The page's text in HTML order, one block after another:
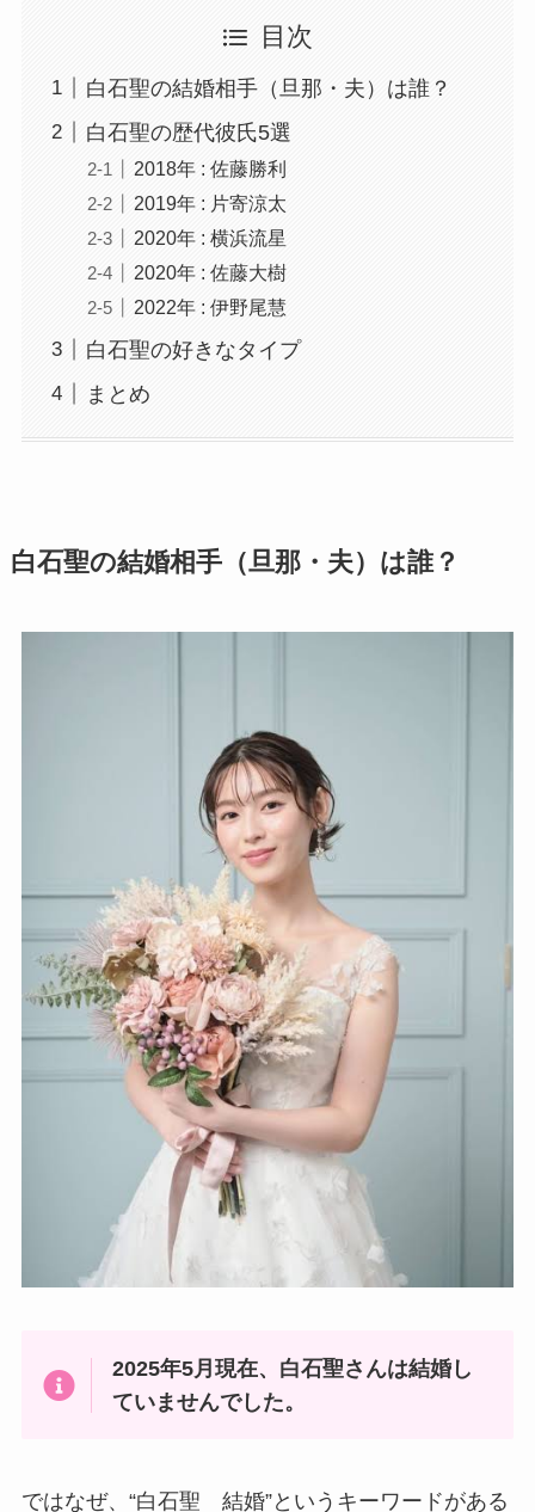
目次
白石聖の結婚相手（旦那・夫）は誰？
白石聖の歴代彼氏5選
2018年 : 佐藤勝利
2019年 : 片寄涼太
2020年 : 横浜流星
2020年 : 佐藤大樹
2022年 : 伊野尾慧
白石聖の好きなタイプ
まとめ
白石聖の結婚相手（旦那・夫）は誰？
2025年5月現在、白石聖さんは結婚し
ていませんでした。
ではなぜ、“白石聖 結婚”というキーワードがある